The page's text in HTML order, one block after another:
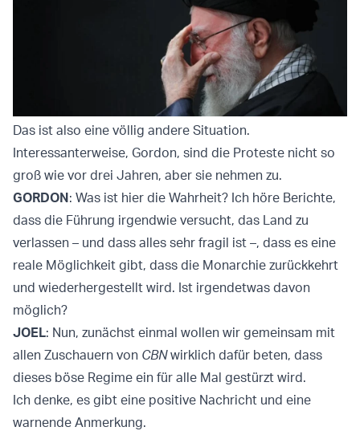
Das ist also eine völlig andere Situation.
Interessanterweise, Gordon, sind die Proteste nicht so
groß wie vor drei Jahren, aber sie nehmen zu.
GORDON: Was ist hier die Wahrheit? Ich höre Berichte,
dass die Führung irgendwie versucht, das Land zu
verlassen – und dass alles sehr fragil ist –, dass es eine
reale Möglichkeit gibt, dass die Monarchie zurückkehrt
und wiederhergestellt wird. Ist irgendetwas davon
möglich?
JOEL: Nun, zunächst einmal wollen wir gemeinsam mit
allen Zuschauern von CBNwirklich dafür beten, dass
dieses böse Regime ein für alle Mal gestürzt wird.
Ich denke, es gibt eine positive Nachricht und eine
warnende Anmerkung.